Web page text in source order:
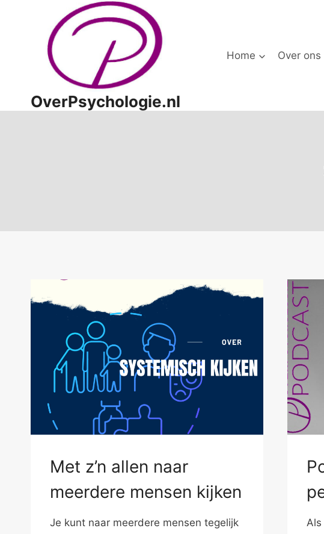
OverPsychologie.nl
Home Over ons
Met z’n allen naar
meerdere mensen kijken
Je kunt naar meerdere mensen tegelijk